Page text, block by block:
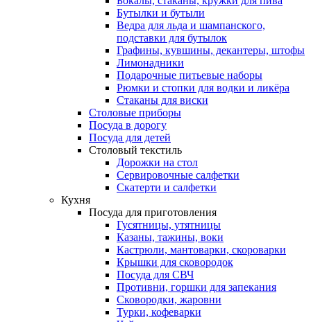
Бутылки и бутыли
Ведра для льда и шампанского,
подставки для бутылок
Графины, кувшины, декантеры, штофы
Лимонадники
Подарочные питьевые наборы
Рюмки и стопки для водки и ликёра
Стаканы для виски
Столовые приборы
Посуда в дорогу
Посуда для детей
Столовый текстиль
Дорожки на стол
Сервировочные салфетки
Скатерти и салфетки
Кухня
Посуда для приготовления
Гусятницы, утятницы
Казаны, тажины, воки
Кастрюли, мантоварки, скороварки
Крышки для сковородок
Посуда для СВЧ
Противни, горшки для запекания
Сковородки, жаровни
Турки, кофеварки